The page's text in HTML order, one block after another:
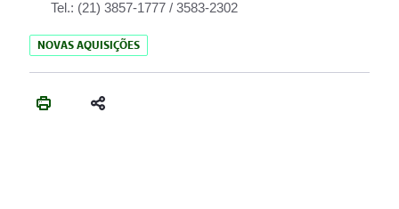
Tel.: (21) 3857-1777 / 3583-2302
NOVAS AQUISIÇÕES